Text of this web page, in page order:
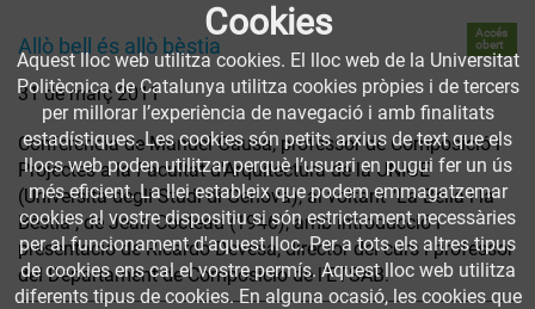
Allò bell és allò bèstia
Accés
obert
31 de març 2011
Conferència de Manuel Gausa, professor de Composició i
Projectes a la Facultat d'Arquitectura de la UNIGE
(Università degli Studi di Genova), al voltant "La Bella i la
Bèstia", de Jean Cocteau (1946), amb introducció i
presentació de Ricardo Devesa, director del curs i professor
del Departament de Composició de l'ETSAB.
Cookies
Aquest lloc web utilitza cookies. El lloc web de la Universitat
Politècnica de Catalunya utilitza cookies pròpies i de tercers
per millorar l’experiència de navegació i amb finalitats
estadístiques. Les cookies són petits arxius de text que els
llocs web poden utilitzar perquè l’usuari en pugui fer un ús
més eficient. La llei estableix que podem emmagatzemar
cookies al vostre dispositiu si són estrictament necessàries
per al funcionament d'aquest lloc. Per a tots els altres tipus
de cookies ens cal el vostre permís. Aquest lloc web utilitza
diferents tipus de cookies. En alguna ocasió, les cookies que